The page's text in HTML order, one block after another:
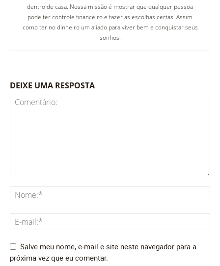
dentro de casa. Nossa missão é mostrar que qualquer pessoa
pode ter controle financeiro e fazer as escolhas certas. Assim
como ter no dinheiro um aliado para viver bem e conquistar seus
sonhos.
DEIXE UMA RESPOSTA
Salve meu nome, e-mail e site neste navegador para a
próxima vez que eu comentar.